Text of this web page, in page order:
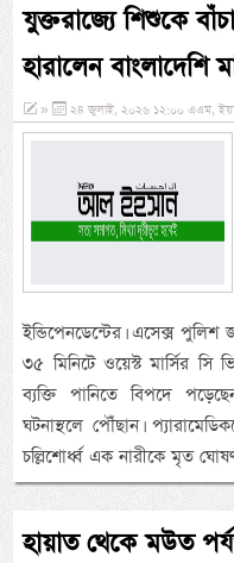
যুক্তরাজ্যে শিশুকে
হারালেন বাংলাদেশি
» ২৪ জুলাই, ২০২৬ ১২:০০ এএম,
ইন্ডিপেনডেন্টের। এসেক্স
৩৫ মিনিটে ওয়েস্ট মার্সির সি
ব্যক্তি পানিতে বিপদে
ঘটনাস্থলে পৌঁছান।
চল্লিশোর্ধ্ব এক নারীকে মৃত
হায়াত থেকে মউত